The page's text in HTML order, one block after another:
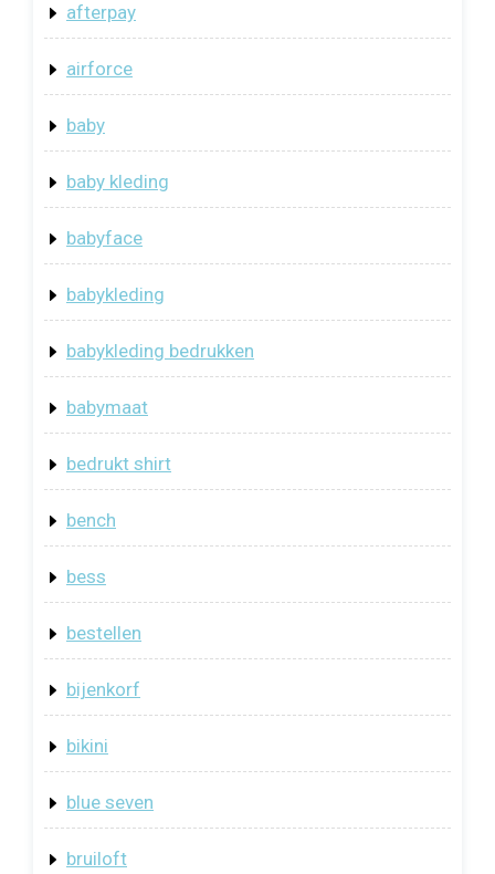
afterpay
airforce
baby
baby kleding
babyface
babykleding
babykleding bedrukken
babymaat
bedrukt shirt
bench
bess
bestellen
bijenkorf
bikini
blue seven
bruiloft